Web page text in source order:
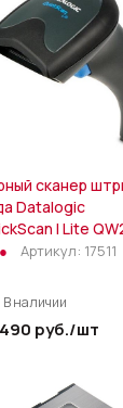
сканер
Datalogic
I Lite
Артикул: 17511
В наличии
руб./шт